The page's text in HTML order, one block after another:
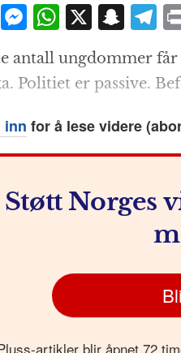
F
k
M
ss
e
n
g
r
W
at
s
A
p
X S
a
p
c
h
T
el
e
g
r
a
antall ungdommer
Politiet er passive.
inn for å lese videre
Støtt Norges
artikler blir åpnet 72